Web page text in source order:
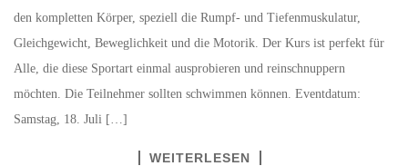
den kompletten Körper, speziell die Rumpf- und Tiefenmuskulatur,
Gleichgewicht, Beweglichkeit und die Motorik. Der Kurs ist perfekt für
Alle, die diese Sportart einmal ausprobieren und reinschnuppern
möchten. Die Teilnehmer sollten schwimmen können. Eventdatum:
Samstag, 18. Juli […]
WEITERLESEN